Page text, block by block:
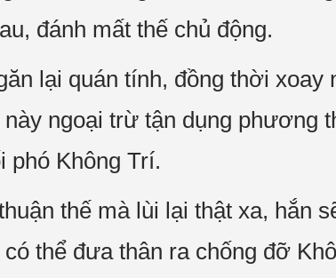
đánh mất thế chủ động.
lại quán tính, đồng thời
ngoại trừ tận dụng phương
phó Không Trí.
thế mà lùi lại thật xa, hắn
thể đưa thân ra chống đỡ